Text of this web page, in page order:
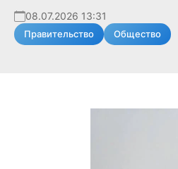
08.07.2026 13:31
Правительство Общество